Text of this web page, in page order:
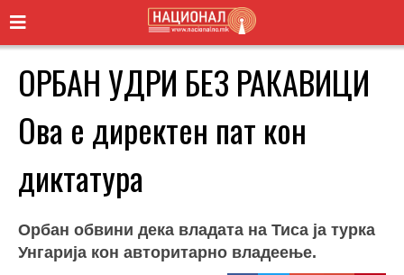
ОРБАН УДРИ БЕЗ РАКАВИЦИ
Ова е директен пат кон
диктатура
Орбан обвини дека владата на Тиса ја турка
Унгарија кон авторитарно владеење.